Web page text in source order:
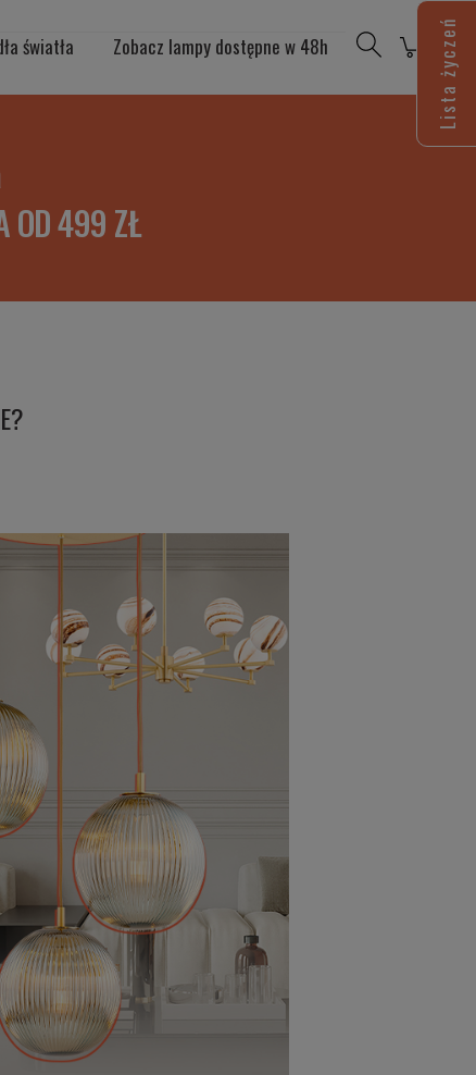
światła Zobacz lampy dostępne w 48h
OD 499 ZŁ
Lista życzeń